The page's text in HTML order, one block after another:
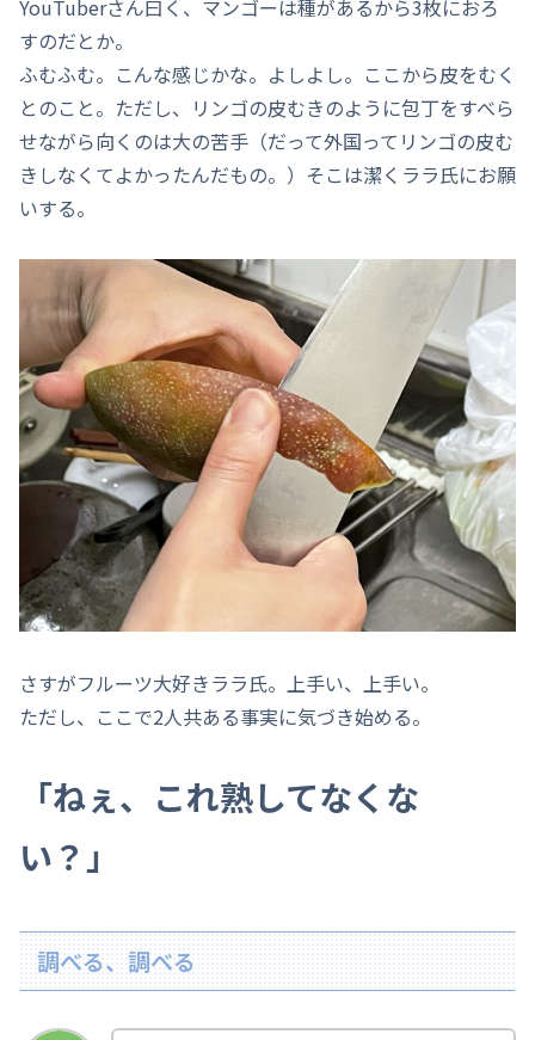
YouTuberさん曰く、マンゴーは種があるから3枚におろ
すのだとか。
ふむふむ。こんな感じかな。よしよし。ここから皮をむく
とのこと。ただし、リンゴの皮むきのように包丁をすべら
せながら向くのは大の苦手（だって外国ってリンゴの皮む
きしなくてよかったんだもの。）そこは潔くララ氏にお願
いする。
さすがフルーツ大好きララ氏。上手い、上手い。
ただし、ここで2人共ある事実に気づき始める。
「ねぇ、これ熟してなくな
い？」
調べる、調べる